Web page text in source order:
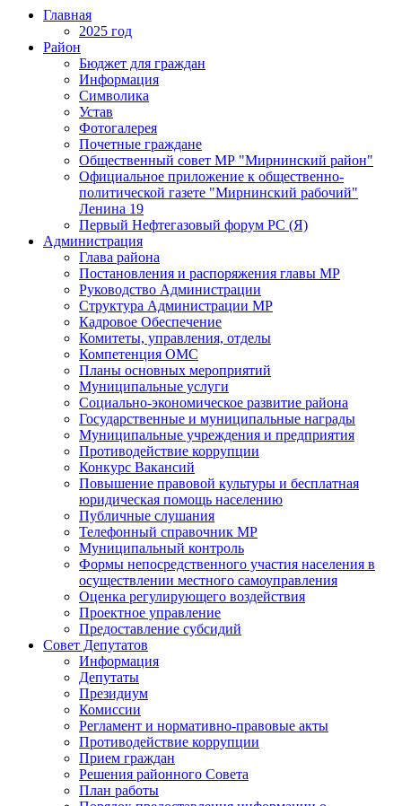
Главная
2025 год
Район
Бюджет для граждан
Информация
Символика
Устав
Фотогалерея
Почетные граждане
Общественный совет МР "Мирнинский район"
Официальное приложение к общественно-
политической газете "Мирнинский рабочий"
Ленина 19
Первый Нефтегазовый форум РС (Я)
Администрация
Глава района
Постановления и распоряжения главы МР
Руководство Администрации
Структура Администрации МР
Кадровое Обеспечение
Комитеты, управления, отделы
Компетенция ОМС
Планы основных мероприятий
Муниципальные услуги
Социально-экономическое развитие района
Государственные и муниципальные награды
Муниципальные учреждения и предприятия
Противодействие коррупции
Конкурс Вакансий
Повышение правовой культуры и бесплатная
юридическая помощь населению
Публичные слушания
Телефонный справочник МР
Муниципальный контроль
Формы непосредственного участия населения в
осуществлении местного самоуправления
Оценка регулирующего воздействия
Проектное управление
Предоставление субсидий
Совет Депутатов
Информация
Депутаты
Президиум
Комиссии
Регламент и нормативно-правовые акты
Противодействие коррупции
Прием граждан
Решения районного Совета
План работы